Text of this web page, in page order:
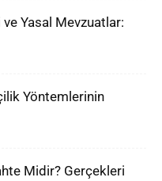
Yasal Mevzuatlar:
Yöntemlerinin
Midir? Gerçekleri